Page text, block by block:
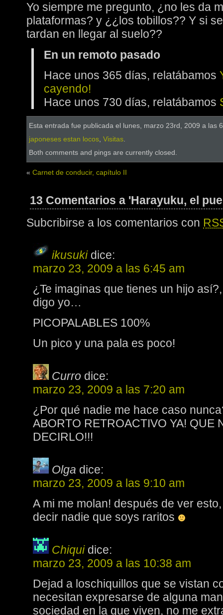
Yo siempre me pregunto, ¿no les da
plataformas? y ¿¿los tobillos?? Y si
tardan en llegar al suelo??
En un remoto pasado
Hace unos 365 días, relatábamos
cayendo!
Hace unos 730 días, relatábamos
Esta entrada fue publicada el lunes, marzo 23rd, 2009 a las
japoneses estan locos, Visitas.
Both comments and pings are currently closed.
« Carnet de conducir, capítulo II
13 Comentarios a 'Harayuku, el
Subcribirse a los comentarios con
ikusuki dice:
marzo 23, 2009 a las 6:45 am
¿Te imaginas que tienes un hijo
digo yo…
PICOPALABLES 100%
Un pico y una pala es poco!
Curro dice:
marzo 23, 2009 a las 7:20 am
¿Por qué nadie me hace caso
ABORTO RETROACTIVO YA! QUE
DECIRLO!!!
Olga dice:
marzo 23, 2009 a las 9:10 am
A mi me molan! después de ver
decir nadie que soys raritos
Chiqui dice:
marzo 23, 2009 a las 10:38 am
Dejad a loschiquillos que se vistan
necesitan expresarse de alguna
sociedad en la que viven, no me